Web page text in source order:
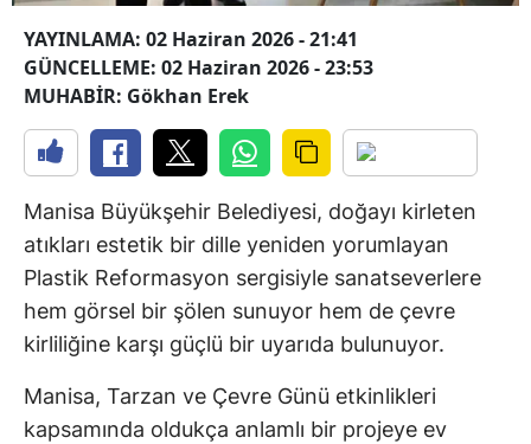
YAYINLAMA: 02 Haziran 2026 - 21:41
GÜNCELLEME: 02 Haziran 2026 - 23:53
MUHABİR: Gökhan Erek
Manisa Büyükşehir Belediyesi, doğayı kirleten
atıkları estetik bir dille yeniden yorumlayan
Plastik Reformasyon sergisiyle sanatseverlere
hem görsel bir şölen sunuyor hem de çevre
kirliliğine karşı güçlü bir uyarıda bulunuyor.
Manisa, Tarzan ve Çevre Günü etkinlikleri
kapsamında oldukça anlamlı bir projeye ev